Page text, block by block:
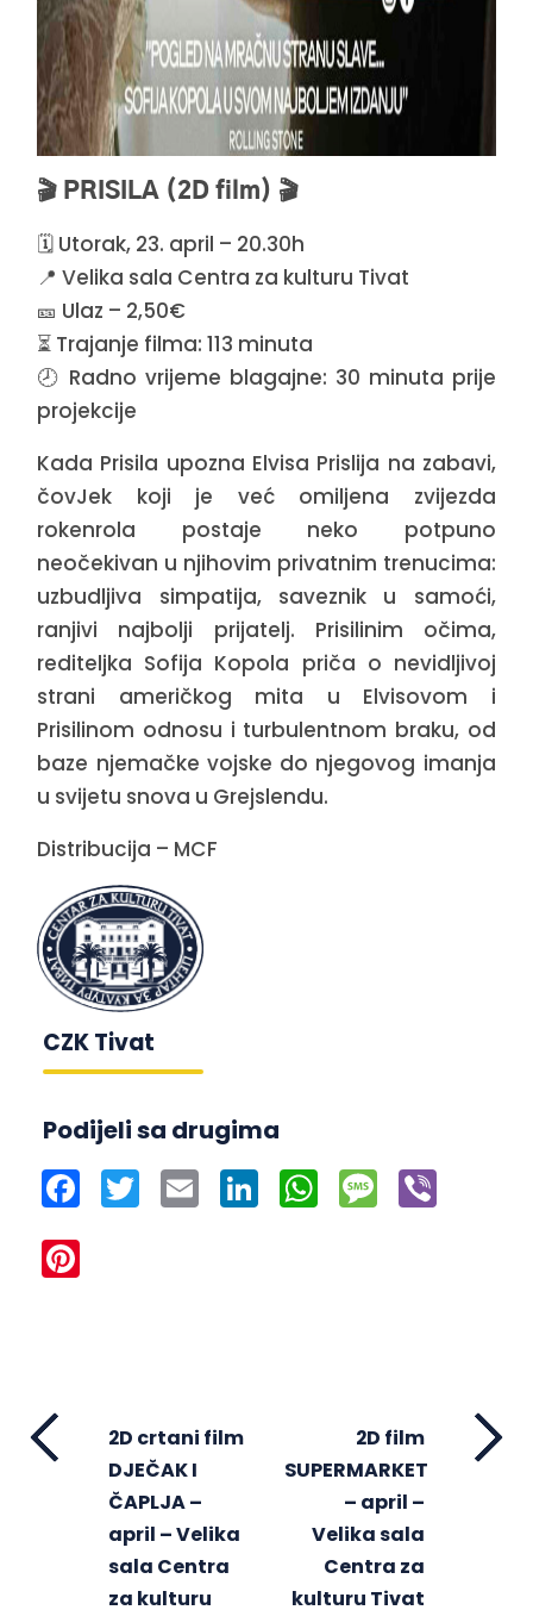
CZK Tivat
Podijeli sa drugima
Facebook
Twitter Email LinkedInWhatsApp
Message
🎬 PRISILA (2D film) 🎬
🗓️ Utorak, 23. april – 20.30h
📍 Velika sala Centra za kulturu Tivat
🎫 Ulaz – 2,50€
⏳ Trajanje filma: 113 minuta
🕗 Radno vrijeme blagajne: 30 minuta prije
projekcije
Kada Prisila upozna Elvisa Prislija na zabavi,
čovJek koji je već omiljena zvijezda
rokenrola postaje neko potpuno
neočekivan u njihovim privatnim trenucima:
uzbudljiva simpatija, saveznik u samoći,
ranjivi najbolji prijatelj. Prisilinim očima,
rediteljka Sofija Kopola priča o nevidljivoj
strani američkog mita u Elvisovom i
Prisilinom odnosu i turbulentnom braku, od
baze njemačke vojske do njegovog imanja
u svijetu snova u Grejslendu.
Distribucija – MCF
2D crtani film
DJEČAK I
ČAPLJA –
april – Velika
sala Centra
za kulturu
2D film
SUPERMARKET
– april –
Velika sala
Centra za
kulturu Tivat